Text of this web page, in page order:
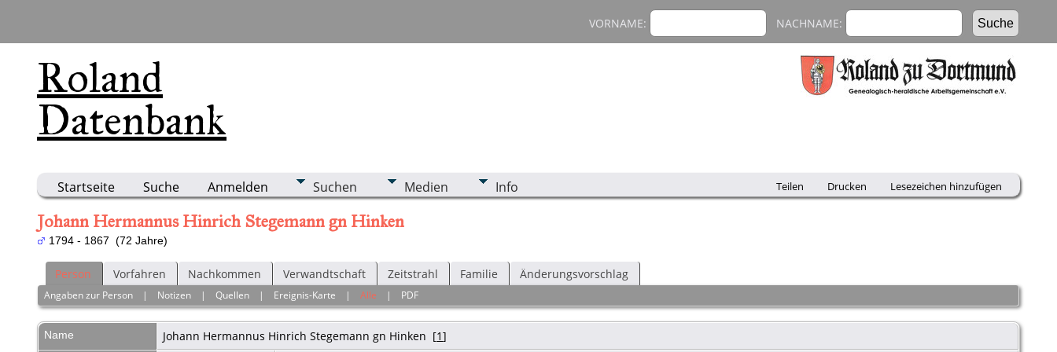
Roland
Datenbank
VORNAME: NACHNAME:
Startseite Suche Anmelden Suchen Medien Info Teilen Drucken Lesezeichen hinzufügen
Johann Hermannus Hinrich Stegemann gn Hinken
1794 - 1867 (72 Jahre)
Person Vorfahren Nachkommen Verwandtschaft Zeitstrahl Familie Änderungsvorschlag
Angaben zur Person | Notizen |Quellen | Ereignis-Karte |Alle | PDF
Name Johann Hermannus Hinrich Stegemann gn Hinken [1]